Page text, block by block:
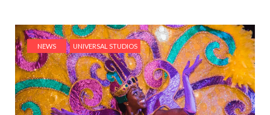
NEWS UNIVERSAL STUDIOS